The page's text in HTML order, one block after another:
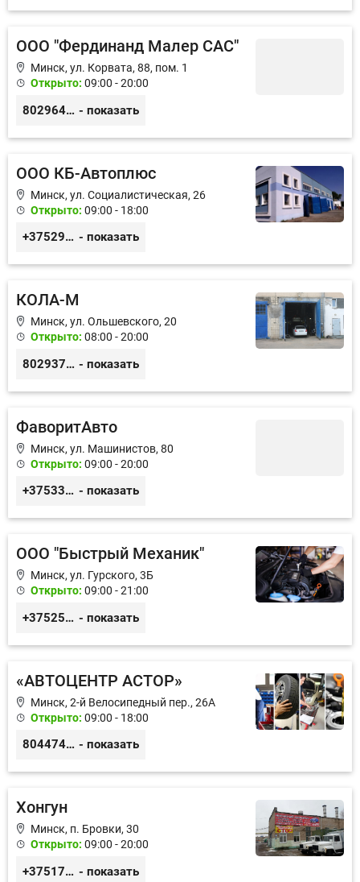
ООО "Фердинанд Малер САС"
Минск, ул. Корвата, 88, пом. 1
Открыто: 09:00 - 20:00
80296464855 - показать
ООО КБ-Автоплюс
Минск, ул. Социалистическая, 26
Открыто: 09:00 - 18:00
+375296888060 - показать
КОЛА-М
Минск, ул. Ольшевского, 20
Открыто: 08:00 - 20:00
80293711037 - показать
ФаворитАвто
Минск, ул. Машинистов, 80
Открыто: 09:00 - 20:00
+375333942757 - показать
ООО "Быстрый Механик"
Минск, ул. Гурского, 3Б
Открыто: 09:00 - 21:00
+375259211008 - показать
«АВТОЦЕНТР АСТОР»
Минск, 2-й Велосипедный пер., 26А
Открыто: 09:00 - 18:00
80447417788 - показать
Хонгун
Минск, п. Бровки, 30
Открыто: 09:00 - 20:00
+375172924743 - показать